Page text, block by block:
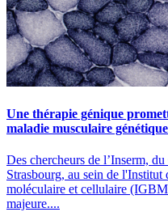
Une thérapie génique
maladie musculaire
Des chercheurs de l’Inserm,
Strasbourg, au sein de
moléculaire et cellulaire
majeure....